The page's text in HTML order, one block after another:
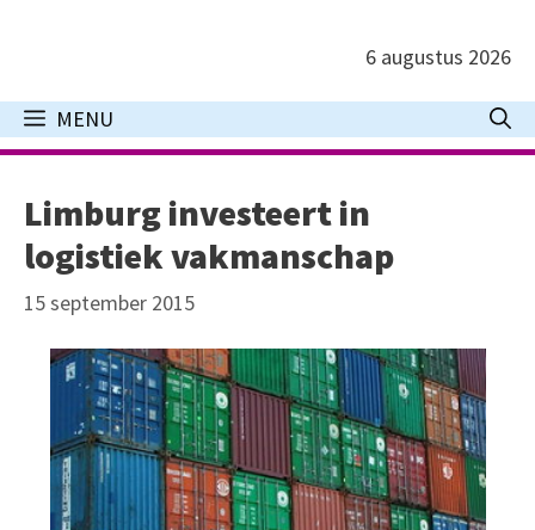
inhoud
6 augustus 2026
MENU
Limburg investeert in
logistiek vakmanschap
15 september 2015